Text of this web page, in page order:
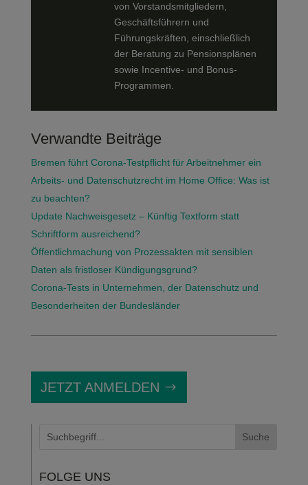
von Vorstandsmitgliedern,
Geschäftsführern und
Führungskräften, einschließlich
der Beratung zu Pensionsplänen
sowie Incentive- und Bonus-
Programmen.
Verwandte Beiträge
Bremen führt Corona-Testpflicht für Arbeitnehmer ein
Arbeits- und Datenschutzrecht im Home Office: Was ist
zu beachten?
Update Nachweisgesetz – Künftig Textform statt
Schriftform ausreichend?
Öffentlichmachung von Prozessakten mit sensiblen
Daten als fristloser Kündigungsgrund?
Corona-Tests in Unternehmen, der Datenschutz und
Besonderheiten der Bundesländer
JETZT ANMELDEN
FOLGE UNS